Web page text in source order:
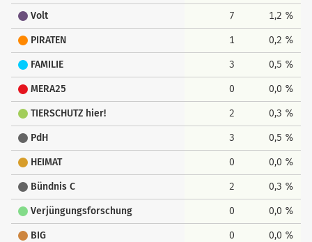
Volt 7 1,2 %
PIRATEN 1 0,2 %
FAMILIE 3 0,5 %
MERA25 0 0,0 %
TIERSCHUTZ hier! 2 0,3 %
PdH 3 0,5 %
HEIMAT 0 0,0 %
Bündnis C 2 0,3 %
Verjüngungsforschung 0 0,0 %
BIG 0 0,0 %